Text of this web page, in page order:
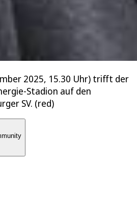
2025, 15.30 Uhr) trifft der
Stadion auf den
SV. (red)